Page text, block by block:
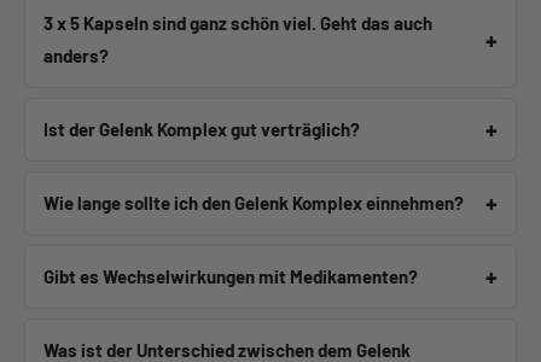
3 x 5 Kapseln sind ganz schön viel. Geht das auch
anders?
Ist der Gelenk Komplex gut verträglich?
Wie lange sollte ich den Gelenk Komplex einnehmen?
Gibt es Wechselwirkungen mit Medikamenten?
Was ist der Unterschied zwischen dem Gelenk